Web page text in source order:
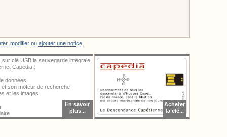
sur clé USB la sauvegarde intégrale
Capedia :
données
et son moteur de recherche
et les images
En savoir
plus...
Acheter
la clé...
modifier ou ajouter une notice